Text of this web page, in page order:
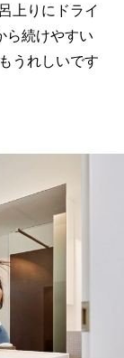
上りにドライ
ら続けやすい
うれしいです